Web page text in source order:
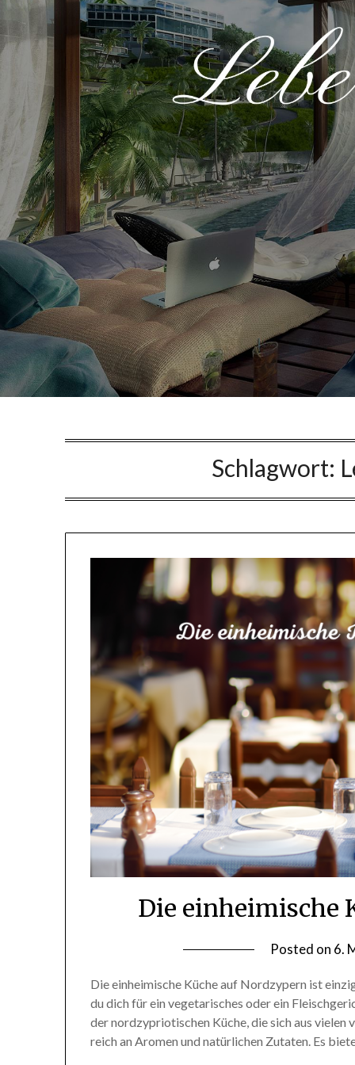
Schlagwort:
Die einheimische
Posted on 6.
Die einheimische Küche auf Nordzypern ist
du dich für ein vegetarisches oder ein
der nordzypriotischen Küche, die sich aus vielen
reich an Aromen und natürlichen Zutaten. Es